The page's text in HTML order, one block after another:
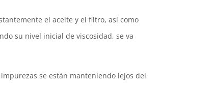
el aceite y el filtro, así como
su nivel inicial de viscosidad, se va
se están manteniendo lejos del